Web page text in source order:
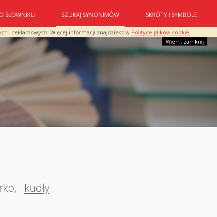
i reklamowych. Więcej informacji znajdziesz w Polityce plików cookie.
Wiem, zamknij
O SŁOWNIKU SZUKAJ SYNONIMÓW SKRÓTY I SYMBOLE
, kudły